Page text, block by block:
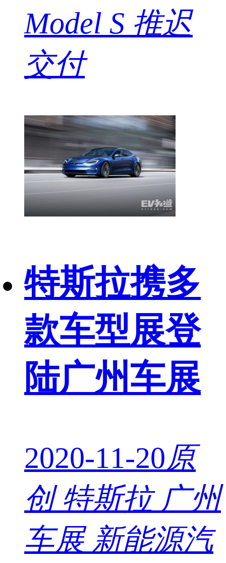
Model S 推迟
交付
特斯拉携多
款车型展登
陆广州车展
2020-11-20原
创 特斯拉 广州
车展 新能源汽